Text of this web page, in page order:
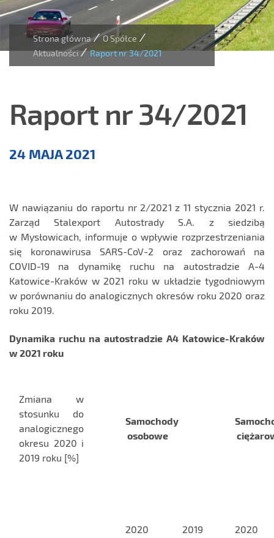
Strona główna/ O Spółce /
Aktualności/ Raport nr 34/2021
Raport nr 34/2021
24 MAJA 2021
W nawiązaniu do raportu nr 2/2021 z 11 stycznia 2021 r.
Zarząd Stalexport Autostrady S.A. z siedzibą
w Mysłowicach, informuje o wpływie rozprzestrzeniania
się koronawirusa SARS-CoV-2 oraz zachorowań na
COVID-19 na dynamikę ruchu na autostradzie A-4
Katowice-Kraków w 2021 roku w układzie tygodniowym
w porównaniu do analogicznych okresów roku 2020 oraz
roku 2019.
Dynamika ruchu na autostradzie A4 Katowice-Kraków
w 2021 roku
Zmiana w
stosunku do
analogicznego
okresu 2020 i
2019 roku [%]
Samochody
osobowe
2020 2019 2020